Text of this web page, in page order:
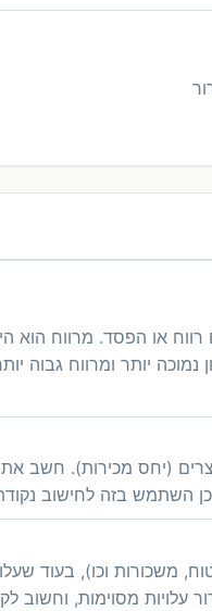
רווח או הפסד. מרווח הוא
יותר ומרווח גבוה
(יחס מכירות). חשב את
השתמש בזה לחישוב נקודת
משכורות וכו), בעוד
עלויות מסוימות, וחשוב